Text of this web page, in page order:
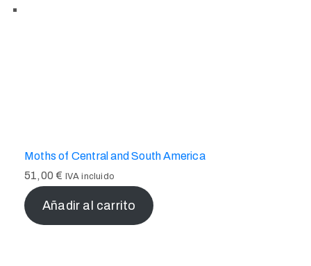
Moths of Central and South America
51,00 € IVA incluido
Añadir al carrito